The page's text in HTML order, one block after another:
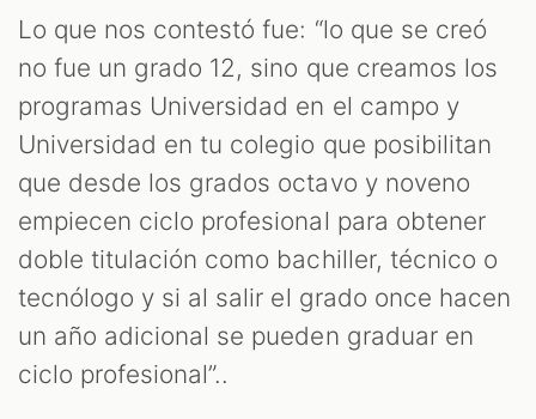
Lo que nos contestó fue: “lo que se creó
no fue un grado 12, sino que creamos los
programas Universidad en el campo y
Universidad en tu colegio que posibilitan
que desde los grados octavo y noveno
empiecen ciclo profesional para obtener
doble titulación como bachiller, técnico o
tecnólogo y si al salir el grado once hacen
un año adicional se pueden graduar en
ciclo profesional”..